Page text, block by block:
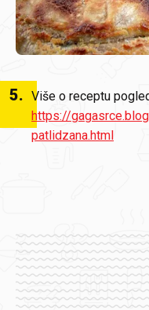
5. Više o receptu
https://
patlidzana.html